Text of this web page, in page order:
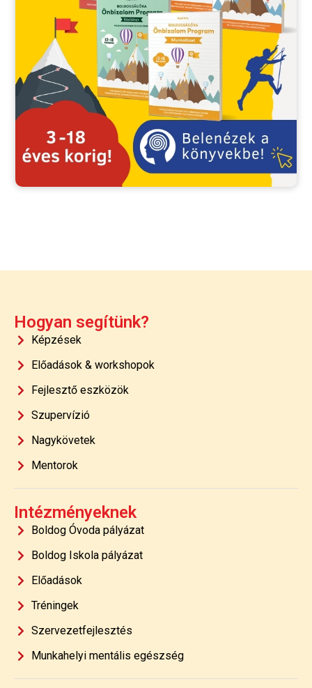
Hogyan segítünk?
Képzések
Előadások & workshopok
Fejlesztő eszközök
Szupervízió
Nagykövetek
Mentorok
Intézményeknek
Boldog Óvoda pályázat
Boldog Iskola pályázat
Előadások
Tréningek
Szervezetfejlesztés
Munkahelyi mentális egészség